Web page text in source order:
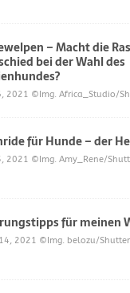
– Macht die
bei der Wahl des
2021 ©Img. Africa_Studio/
für Hunde – der
2021 ©Img. Amy_Rene/
für meinen
2021 ©Img. belozu/